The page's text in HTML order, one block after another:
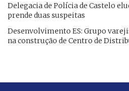
Delegacia de Polícia de Castelo
prende duas suspeitas
Desenvolvimento ES: Grupo
na construção de Centro de